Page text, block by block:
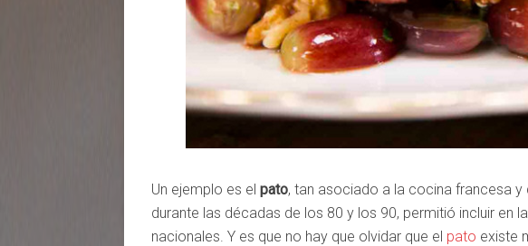
Un ejemplo es el pato, tan asociado a la cocina francesa
durante las décadas de los 80 y los 90, permitió incluir en
nacionales. Y es que no hay que olvidar que el pato existe